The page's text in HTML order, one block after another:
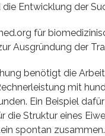
die Entwicklung der
für
Ausgründung der
benötigt die
mit
Ein Beispiel
die Struktur eines
spontan